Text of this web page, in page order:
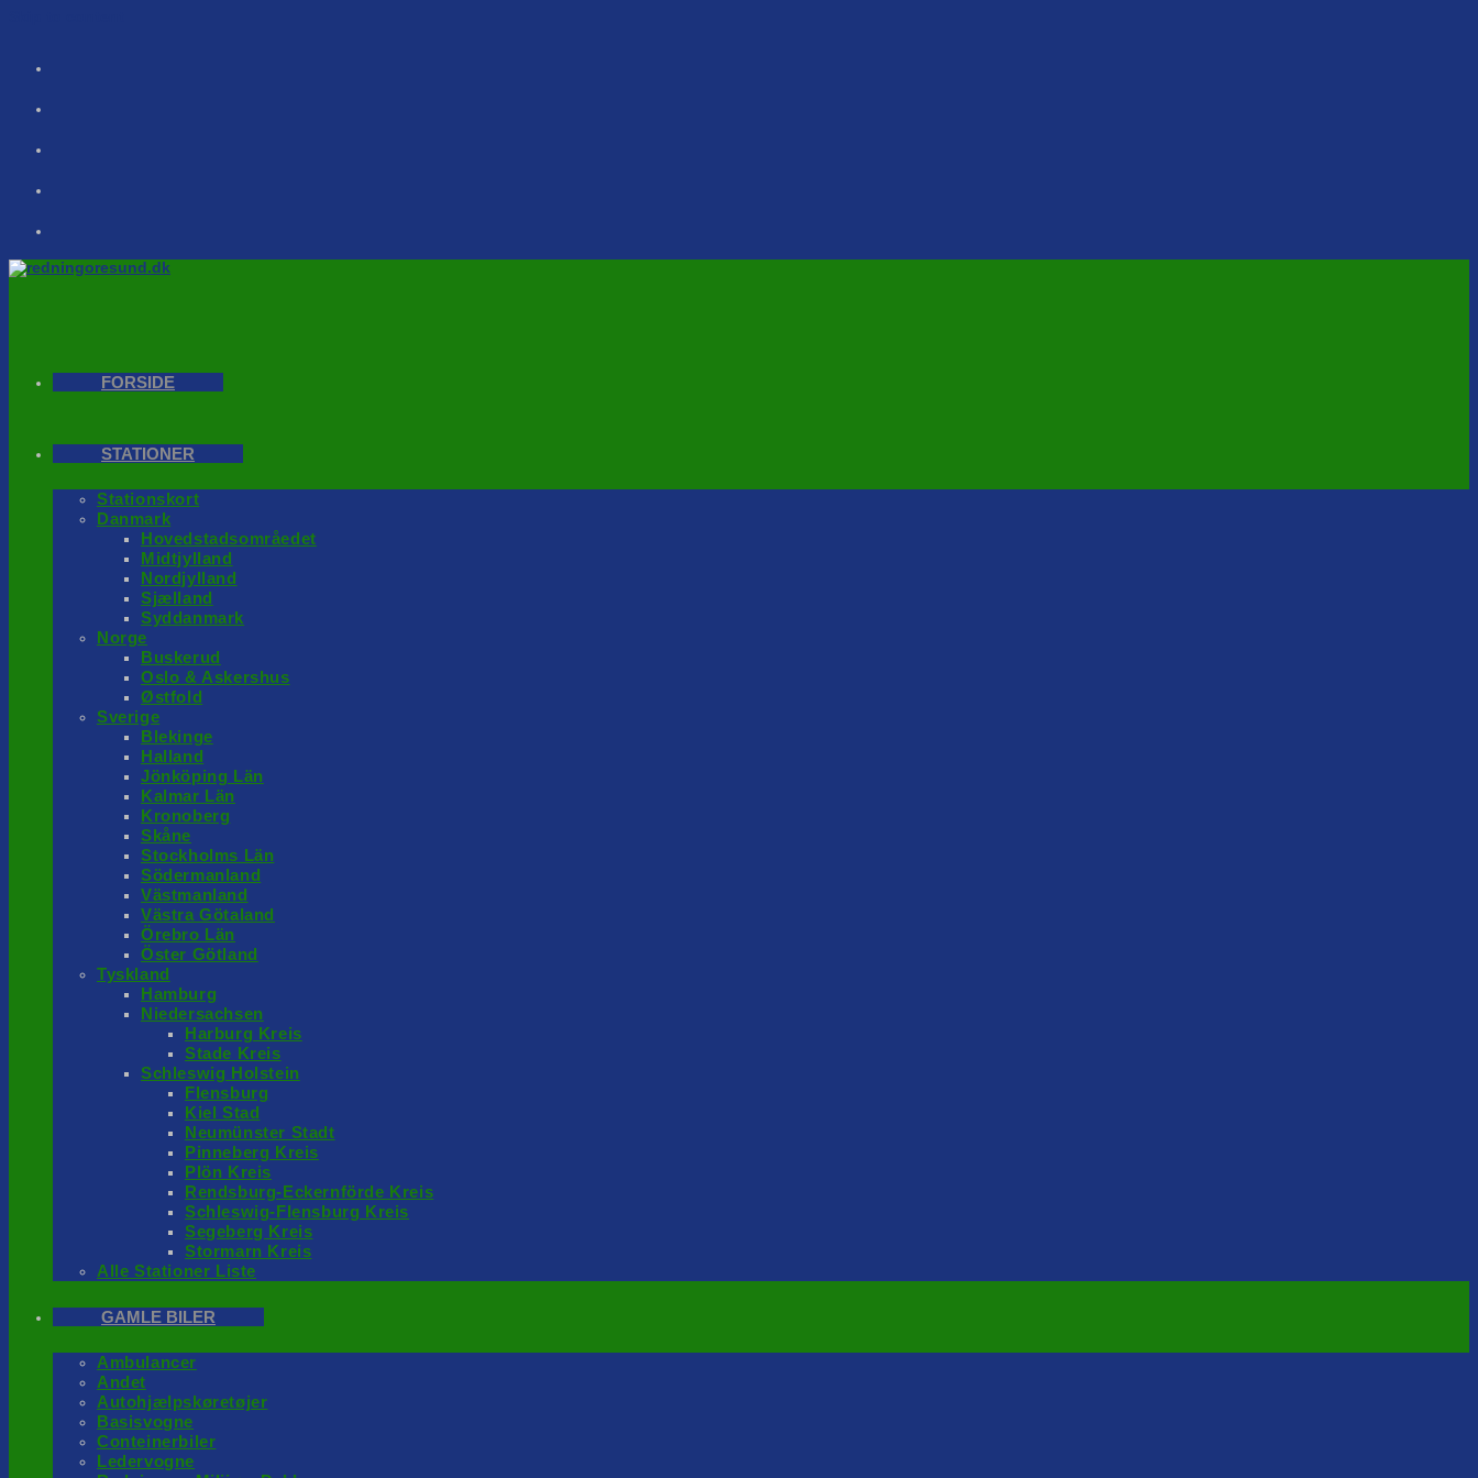
FORSIDE
STATIONER
Stationskort
Danmark
Hovedstadsområedet
Midtjylland
Nordjylland
Sjælland
Syddanmark
Norge
Buskerud
Oslo & Askershus
Østfold
Sverige
Blekinge
Halland
Jönköping Län
Kalmar Län
Kronoberg
Skåne
Stockholms Län
Södermanland
Västmanland
Västra Götaland
Örebro Län
Öster Götland
Tyskland
Hamburg
Niedersachsen
Harburg Kreis
Stade Kreis
Schleswig Holstein
Flensburg
Kiel Stad
Neumünster Stadt
Pinneberg Kreis
Plön Kreis
Rendsburg-Eckernförde Kreis
Schleswig-Flensburg Kreis
Segeberg Kreis
Stormarn Kreis
Alle Stationer Liste
GAMLE BILER
Ambulancer
Andet
Autohjælpskøretøjer
Basisvogne
Conteinerbiler
Ledervogne